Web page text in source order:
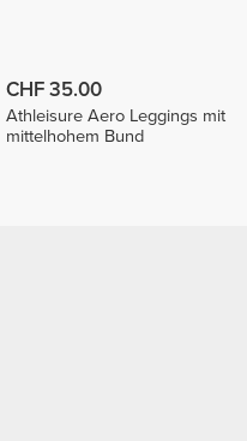
CHF 35.00
Athleisure Aero Leggings mit
mittelhohem Bund